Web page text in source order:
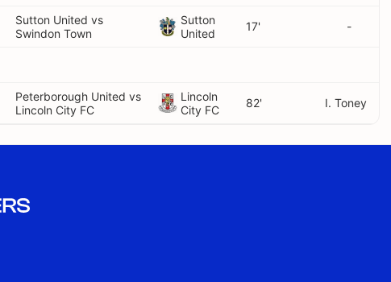
Sutton United vs
Swindon Town
Sutton
United
17' -
Peterborough United vs
Lincoln City FC
Lincoln
City FC
82' I. Toney